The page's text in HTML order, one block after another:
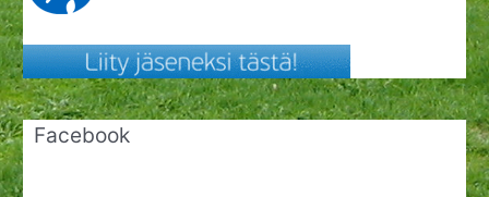
Facebook